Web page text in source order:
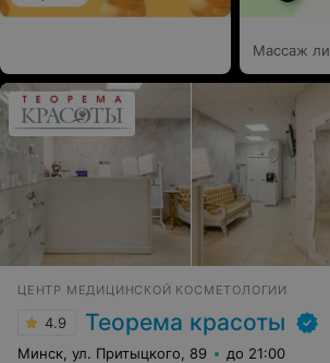
Массаж
ЦЕНТР МЕДИЦИНСКОЙ КОСМЕТОЛОГИИ
4.9 Теорема красоты
Минск, ул. Притыцкого, 89 до 21:00